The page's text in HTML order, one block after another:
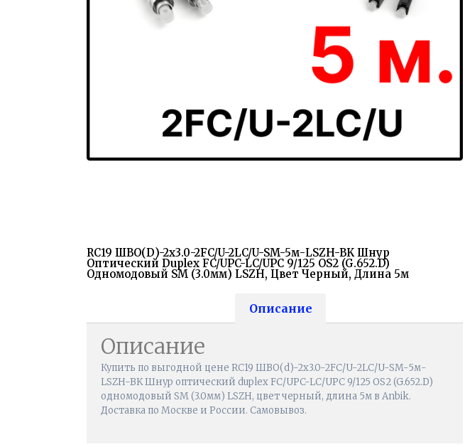
RC19 ШВО(d)-2х3.0-2FC/U-2LC/U-SM-5м-LSZH-BK Шнур
Оптический Duplex FC/UPC-LC/UPC 9/125 OS2 (G.652.D)
Одномодовый SM (3.0мм) LSZH, Цвет Черный, Длина 5м
Описание
Описание
Купить по выгодной цене RC19 ШВО(d)-2х3.0-2FC/U-2LC/U-SM-5м-
LSZH-BK Шнур оптический duplex FC/UPC-LC/UPC 9/125 OS2 (G.652.D)
одномодовый SM (3.0мм) LSZH, цвет черный, длина 5м в Anbik.
Доставка по Москве и России. Самовывоз.